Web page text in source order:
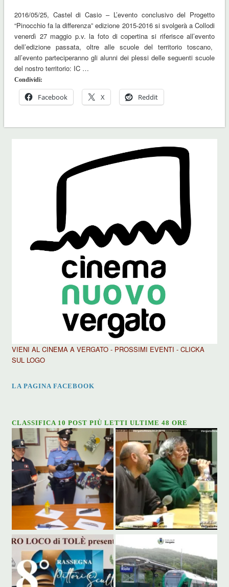
2016/05/25, Castel di Casio – L’evento conclusivo del Progetto
“Pinocchio fa la differenza” edizione 2015-2016 si svolgerà a Collodi
venerdì 27 maggio p.v. la foto di copertina si riferisce all’evento
dell’edizione passata, oltre alle scuole del territorio toscano,
all’evento parteciperanno gli alunni dei plessi delle seguenti scuole
del nostro territorio: IC …
Condividi:
Facebook X Reddit
VIENI AL CINEMA A VERGATO - PROSSIMI EVENTI - CLICKA
SUL LOGO
LA PAGINA FACEBOOK
CLASSIFICA 10 POST PIÙ LETTI ULTIME 48 ORE